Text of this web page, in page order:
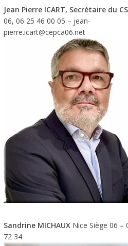
Jean Pierre ICART, Secrétaire du
06, 06 25 46 00 05 – jean-
pierre.icart@cepca06.net
Sandrine MICHAUX Nice Siège 06 –
72 34